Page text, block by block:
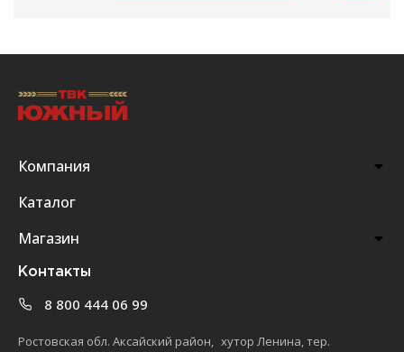
Компания
Каталог
Магазин
Контакты
8 800 444 06 99
Ростовская обл. Аксайский район, хутор Ленина, тер.